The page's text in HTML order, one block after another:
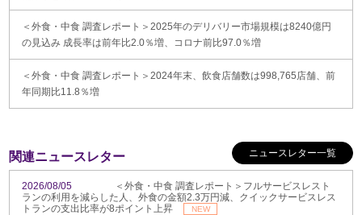
＜外食・中食 調査レポート＞2025年のデリバリー市場規模は8240億円
の見込み 成長率は前年比2.0％増、コロナ前比97.0％増
＜外食・中食 調査レポート＞2024年末、飲食店舗数は998,765店舗、前
年同期比11.8％増
関連ニュースレター ニュースレター一覧
2026/08/05
＜外食・中食 調査レポート＞フルサービスレスト
ランの利用を減らした人、外食の金額2.3万円減、クイックサービスレス
トランの支出比率が8ポイント上昇
NEW